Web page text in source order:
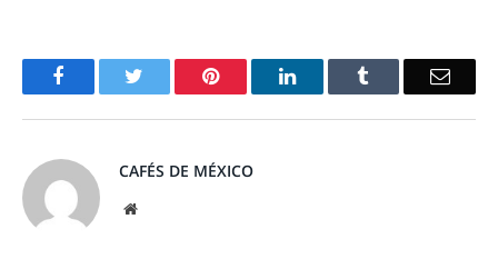
Facebook Pinterest LinkedIn Email
CAFÉS DE MÉXICO
Website